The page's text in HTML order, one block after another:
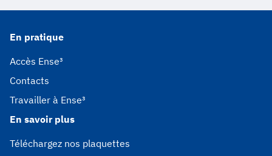
En pratique
Accès Ense³
Contacts
Travailler à Ense³
En savoir plus
Téléchargez nos plaquettes